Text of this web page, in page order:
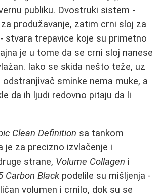
publiku. Dvostruki sistem -
produžavanje, zatim crni sloj za
stvara trepavice koje su primetno
je u tome da se crni sloj nanese
Iako se skida nešto teže, uz
sminke nema muke, a
da ih ljudi redovno pitaju da li
Clean Definition sa tankom
je za precizno izvlačenje i
strane, Volume Collagen i
Carbon Blackpodelile su mišljenja -
volumen i crnilo, dok su se